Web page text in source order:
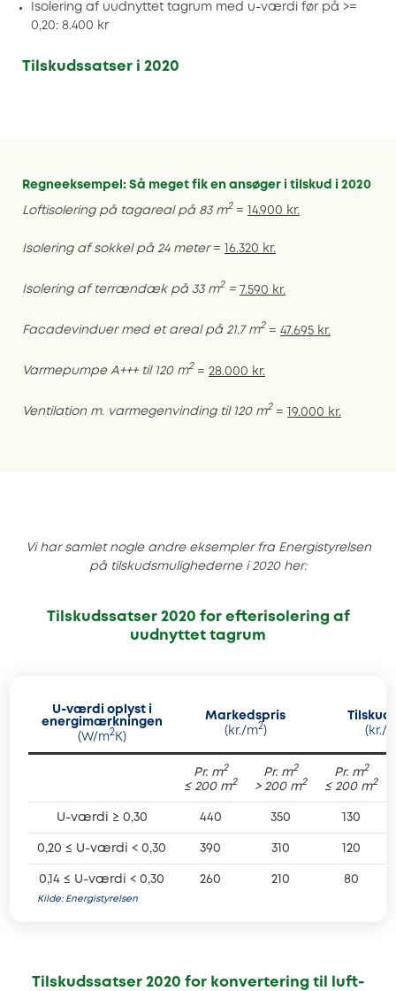
Isolering af uudnyttet tagrum med u-værdi før på >=
0,20: 8.400 kr
Tilskudssatser i 2020
Regneeksempel: Så meget fik en ansøger i tilskud i 2020
Loftisolering på tagareal på 83 m2 = 14.900 kr.
Isolering af sokkel på 24 meter= 16.320 kr.
Isolering af terrændæk på 33 m2 = 7.590 kr.
Facadevinduer med et areal på 21,7 m2 = 47.695 kr.
Varmepumpe A+++ til 120 m2 = 28.000 kr.
Ventilation m. varmegenvinding til 120 m2 = 19.000 kr.
Vi har samlet nogle andre eksempler fra Energistyrelsen
på tilskudsmulighederne i 2020 her:
Tilskudssatser 2020 for efterisolering af
uudnyttet tagrum
U-værdi oplyst i
energimærkningen
(W/m2K)
Markedspris
(kr./m2)
(kr./
Pr. m2
≤ 200 m2
Pr. m2
> 200 m2
Pr. m2
≤ 200 m2
U-værdi ≥ 0,30 440 350 130
0,20 ≤ U-værdi < 0,30 390 310 120
0,14 ≤ U-værdi < 0,30 260 210 80
Kilde: Energistyrelsen
Tilskudssatser 2020 for konvertering til luft-